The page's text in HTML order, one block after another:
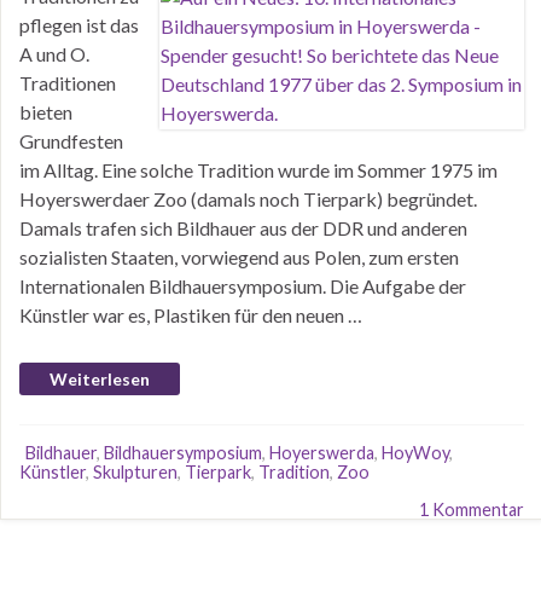
pflegen ist das
A und O.
Traditionen
bieten
Grundfesten
im Alltag. Eine solche Tradition wurde im Sommer 1975 im
Hoyerswerdaer Zoo (damals noch Tierpark) begründet.
Damals trafen sich Bildhauer aus der DDR und anderen
sozialisten Staaten, vorwiegend aus Polen, zum ersten
Internationalen Bildhauersymposium. Die Aufgabe der
Künstler war es, Plastiken für den neuen …
Weiterlesen
Bildhauer, Bildhauersymposium, Hoyerswerda, HoyWoy,
Künstler, Skulpturen, Tierpark, Tradition, Zoo
1 Kommentar